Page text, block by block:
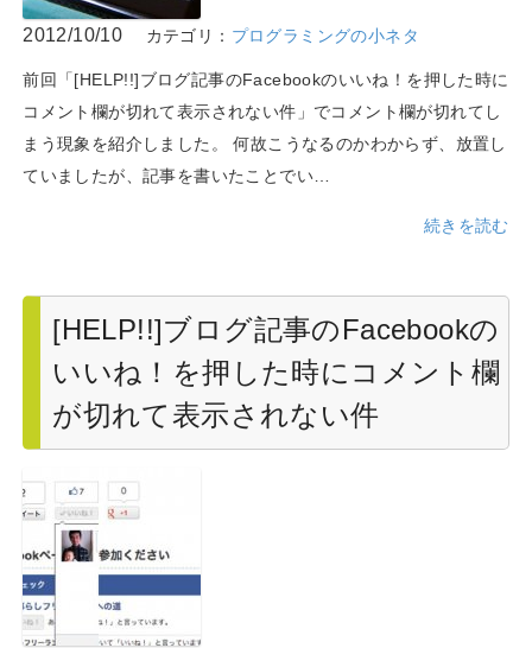
2012/10/10 カテゴリ： プログラミングの小ネタ
前回「[HELP!!]ブログ記事のFacebookのいいね！を押した時に
コメント欄が切れて表示されない件」でコメント欄が切れてし
まう現象を紹介しました。 何故こうなるのかわからず、放置し
ていましたが、記事を書いたことでい…
続きを読む
[HELP!!]ブログ記事のFacebookの
いいね！を押した時にコメント欄
が切れて表示されない件